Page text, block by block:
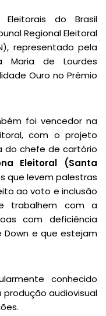
Eleitorais do Brasil
Regional Eleitoral
representado pela
Maria de Lourdes
Ouro no Prêmio
foi vencedor na
com o projeto
do chefe de cartório
Eleitoral (Santa
que levem palestras
ao voto e inclusão
trabalhem com a
com deficiência
Down e que estejam
conhecido
produção audiovisual